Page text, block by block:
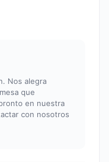
Nos alegra
que
en nuestra
con nosotros